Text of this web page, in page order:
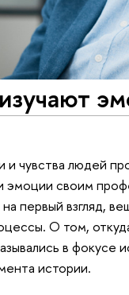
чувства людей
эмоции своим
первый взгляд,
О том,
в фокусе
истории.